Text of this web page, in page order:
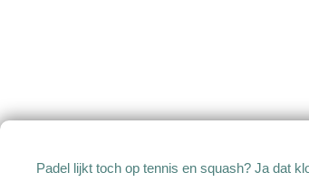
Padel lijkt toch op tennis en squash? Ja dat